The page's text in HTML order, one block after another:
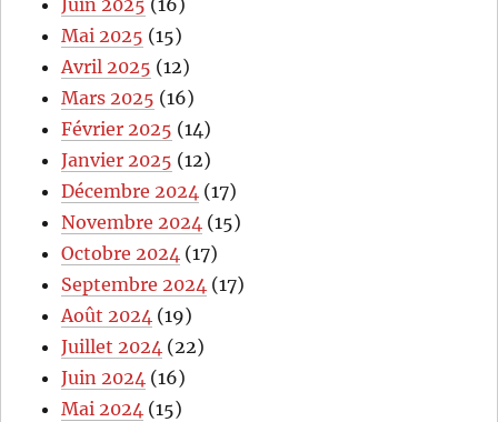
Juin 2025 (16)
Mai 2025 (15)
Avril 2025 (12)
Mars 2025 (16)
Février 2025 (14)
Janvier 2025 (12)
Décembre 2024 (17)
Novembre 2024 (15)
Octobre 2024 (17)
Septembre 2024 (17)
Août 2024 (19)
Juillet 2024 (22)
Juin 2024 (16)
Mai 2024 (15)